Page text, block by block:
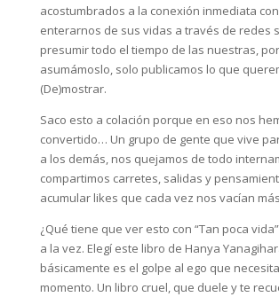
acostumbrados a la conexión inmediata
enterarnos de sus vidas a través de redes
presumir todo el tiempo de las nuestras,
asumámoslo, solo publicamos lo que
(De)mostrar.
Saco esto a colación porque en eso nos
convertido… Un grupo de gente que vive
a los demás, nos quejamos de todo
compartimos carretes, salidas y
acumular likes que cada vez nos vacían
¿Qué tiene que ver esto con “Tan poca
a la vez. Elegí este libro de Hanya
básicamente es el golpe al ego que
momento. Un libro cruel, que duele y te